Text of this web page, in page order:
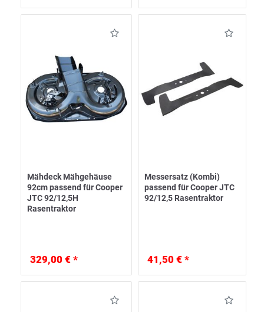
Mähdeck Mähgehäuse
92cm passend für Cooper
JTC 92/12,5H
Rasentraktor
329,00 € *
Messersatz (Kombi)
passend für Cooper JTC
92/12,5 Rasentraktor
41,50 € *